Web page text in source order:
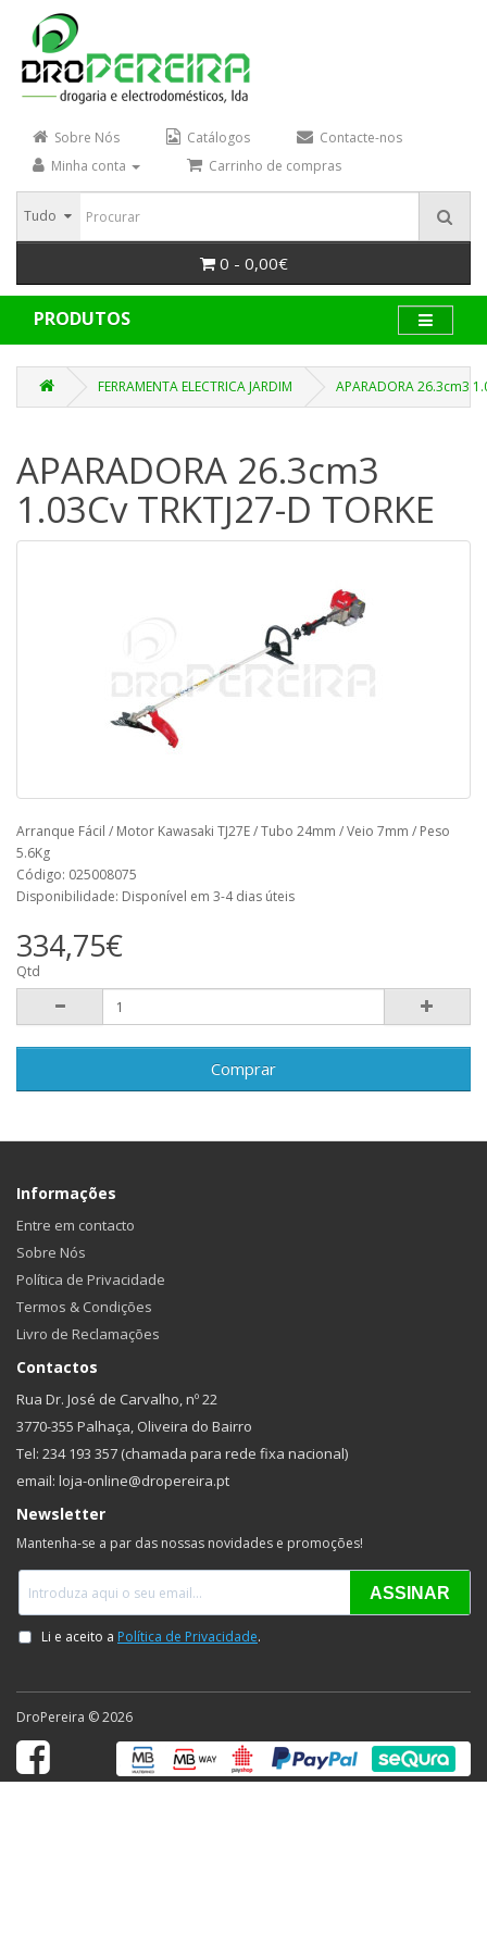
Sobre Nós Catálogos
Contacte-nos
Minha conta
Carrinho de compras
Tudo
0 - 0,00€
PRODUTOS
FERRAMENTA ELECTRICA JARDIM APARADORA 26.3cm3
APARADORA 26.3cm3
1.03Cv TRKTJ27-D TORKE
Arranque Fácil / Motor Kawasaki TJ27E / Tubo 24mm / Veio 7mm / Peso
5.6Kg
Código: 025008075
Disponibilidade: Disponível em 3-4 dias úteis
334,75€
Qtd
Comprar
Informações
Entre em contacto
Sobre Nós
Política de Privacidade
Termos & Condições
Livro de Reclamações
Contactos
Rua Dr. José de Carvalho, nº 22
3770-355 Palhaça, Oliveira do Bairro
Tel: 234 193 357 (chamada para rede fixa nacional)
email: loja-online@dropereira.pt
Newsletter
Mantenha-se a par das nossas novidades e promoções!
DroPereira © 2026